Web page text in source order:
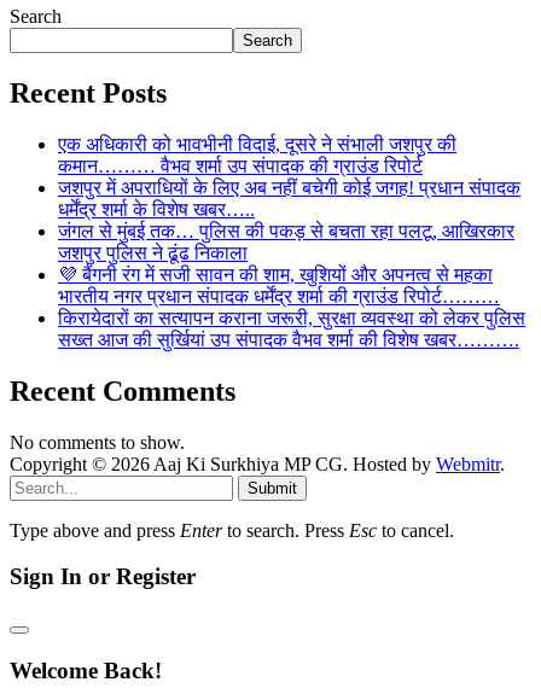
Search
Search
Recent Posts
एक अधिकारी को भावभीनी विदाई, दूसरे ने संभाली जशपुर की
कमान……… वैभव शर्मा उप संपादक की ग्राउंड रिपोर्ट
जशपुर में अपराधियों के लिए अब नहीं बचेगी कोई जगह! प्रधान संपादक
धर्मेंद्र शर्मा के विशेष खबर…..
जंगल से मुंबई तक… पुलिस की पकड़ से बचता रहा पलटू, आखिरकार
जशपुर पुलिस ने ढूंढ निकाला
💜 बैंगनी रंग में सजी सावन की शाम, खुशियों और अपनत्व से महका
भारतीय नगर प्रधान संपादक धर्मेंद्र शर्मा की ग्राउंड रिपोर्ट………
किरायेदारों का सत्यापन कराना जरूरी, सुरक्षा व्यवस्था को लेकर पुलिस
सख्त आज की सुर्खियां उप संपादक वैभव शर्मा की विशेष खबर……….
Recent Comments
No comments to show.
Copyright © 2026 Aaj Ki Surkhiya MP CG. Hosted by Webmitr.
Submit
Type above and press Enterto search. Press Esc to cancel.
Sign In or Register
Welcome Back!